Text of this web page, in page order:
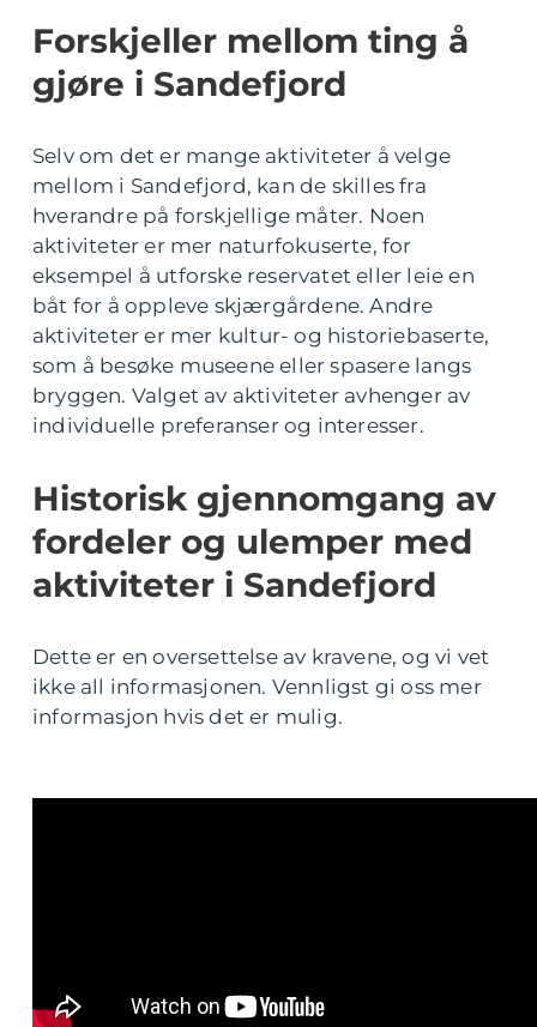
Forskjeller mellom ting å
gjøre i Sandefjord
Selv om det er mange aktiviteter å velge
mellom i Sandefjord, kan de skilles fra
hverandre på forskjellige måter. Noen
aktiviteter er mer naturfokuserte, for
eksempel å utforske reservatet eller leie en
båt for å oppleve skjærgårdene. Andre
aktiviteter er mer kultur- og historiebaserte,
som å besøke museene eller spasere langs
bryggen. Valget av aktiviteter avhenger av
individuelle preferanser og interesser.
Historisk gjennomgang av
fordeler og ulemper med
aktiviteter i Sandefjord
Dette er en oversettelse av kravene, og vi vet
ikke all informasjonen. Vennligst gi oss mer
informasjon hvis det er mulig.